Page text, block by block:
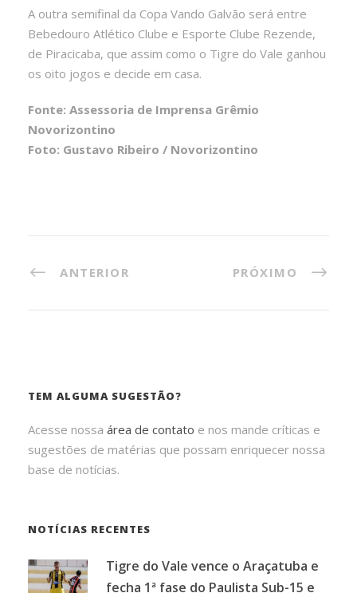
A outra semifinal da Copa Vando Galvão será entre
Bebedouro Atlético Clube e Esporte Clube Rezende,
de Piracicaba, que assim como o Tigre do Vale ganhou
os oito jogos e decide em casa.
Fonte: Assessoria de Imprensa Grêmio
Novorizontino
Foto: Gustavo Ribeiro / Novorizontino
ANTERIOR PRÓXIMO
TEM ALGUMA SUGESTÃO?
Acesse nossa área de contato e nos mande críticas e
sugestões de matérias que possam enriquecer nossa
base de notícias.
NOTÍCIAS RECENTES
Tigre do Vale vence o Araçatuba e
fecha 1ª fase do Paulista Sub-15 e